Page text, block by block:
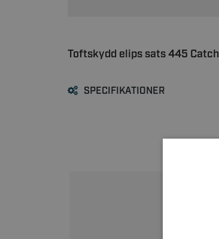
Toftskydd elips sats 445 Catch
SPECIFIKATIONER